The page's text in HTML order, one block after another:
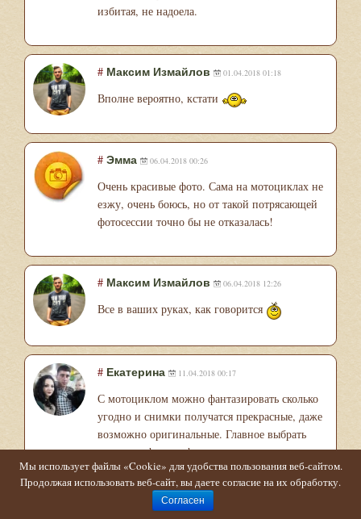
избитая, не надоела.
# Максим Измайлов 01.04.2018 01:18
Вполне вероятно, кстати
# Эмма 06.04.2018 00:26
Очень красивые фото. Сама на мотоциклах не
езжу, очень боюсь, но от такой потрясающей
фотосессии точно бы не отказалась!
# Максим Измайлов 06.04.2018 12:26
Все в ваших руках, как говорится
# Екатерина 11.04.2018 00:17
С мотоциклом можно фантазировать сколько
угодно и снимки получатся прекрасные, даже
возможно оригинальные. Главное выбрать
хорошего фотографа и слушать, что он вам
говорит, куда стоит повернуться и как
правильно встать.
Мы использует файлы «Cookie» для удобства пользования веб-сайтом.
Продолжая использовать веб-сайт, вы даете согласие на их обработку.
Согласен